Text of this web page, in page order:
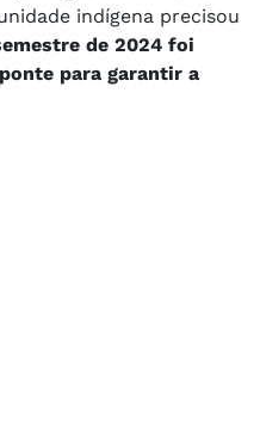
indígena precisou
de 2024 foi
para garantir a